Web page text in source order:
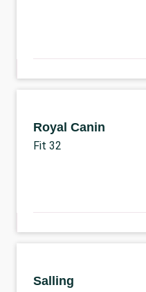
Royal Canin
Fit 32
Salling